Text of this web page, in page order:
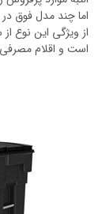
اما چند مدل فوق
از ویژگی این نوع
است و اقلام